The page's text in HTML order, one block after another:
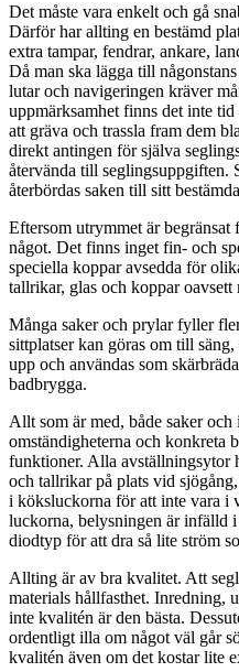
Det måste vara enkelt och gå
Därför har allting en bestämd
extra tampar, fendrar, ankare,
Då man ska lägga till
lutar och navigeringen kräver
uppmärksamhet finns det inte
att gräva och trassla fram dem
direkt antingen för själva
återvända till seglingsuppgiften.
återbördas saken till sitt
Eftersom utrymmet är
något. Det finns inget fin- och
speciella koppar avsedda för
tallrikar, glas och koppar oavsett
Många saker och prylar fyller
sittplatser kan göras om till
upp och användas som
badbrygga.
Allt som är med, både saker
omständigheterna och konkreta
funktioner. Alla avställningsytor
och tallrikar på plats vid
i köksluckorna för att inte vara i
luckorna, belysningen är infälld
diodtyp för att dra så lite ström
Allting är av bra kvalitet. Att
materials hållfasthet. Inredning,
inte kvalitén är den bästa.
ordentligt illa om något väl går
kvalitén även om det kostar lite